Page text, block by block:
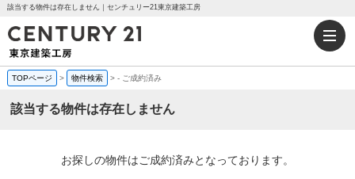
該当する物件は存在しません｜センチュリー21東京建築工房
TOPページ > 物件検索 >- ご成約済み
該当する物件は存在しません
お探しの物件はご成約済みとなっております。